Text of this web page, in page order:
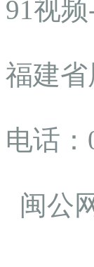
91视
福建
电话：
闽公